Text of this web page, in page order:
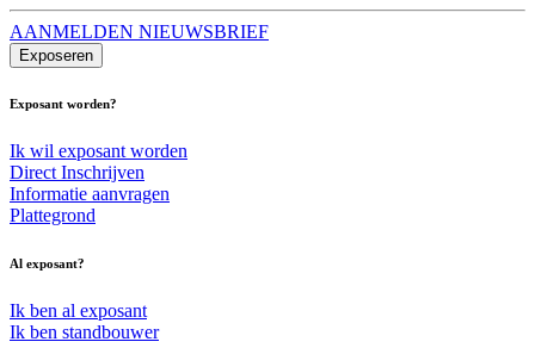
AANMELDEN NIEUWSBRIEF
Exposeren
Exposant worden?
Ik wil exposant worden
Direct Inschrijven
Informatie aanvragen
Plattegrond
Al exposant?
Ik ben al exposant
Ik ben standbouwer